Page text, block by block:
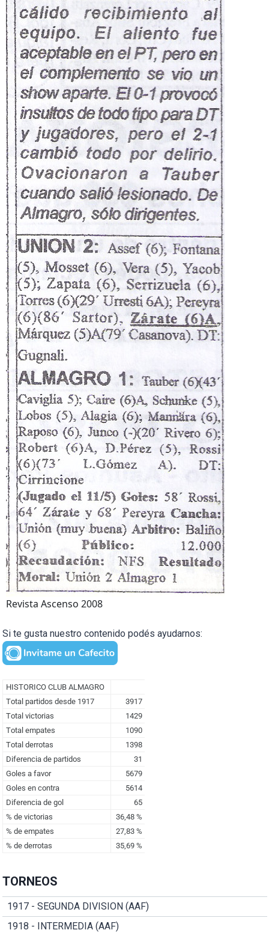
Revista Ascenso 2008
Si te gusta nuestro contenido podés ayudarnos:
TORNEOS
1917 - SEGUNDA DIVISION (AAF)
1918 - INTERMEDIA (AAF)